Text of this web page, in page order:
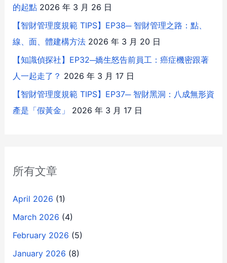
的起點 2026 年 3 月 26 日
【智財管理度規範 TIPS】EP38─ 智財管理之路：點、
線、面、體建構方法 2026 年 3 月 20 日
【知識偵探社】EP32─嬌生怒告前員工：癌症機密跟著
人一起走了？ 2026 年 3 月 17 日
【智財管理度規範 TIPS】EP37─ 智財黑洞：八成無形資
產是「假黃金」
2026 年 3 月 17 日
所有文章
April 2026 (1)
March 2026 (4)
February 2026 (5)
January 2026 (8)